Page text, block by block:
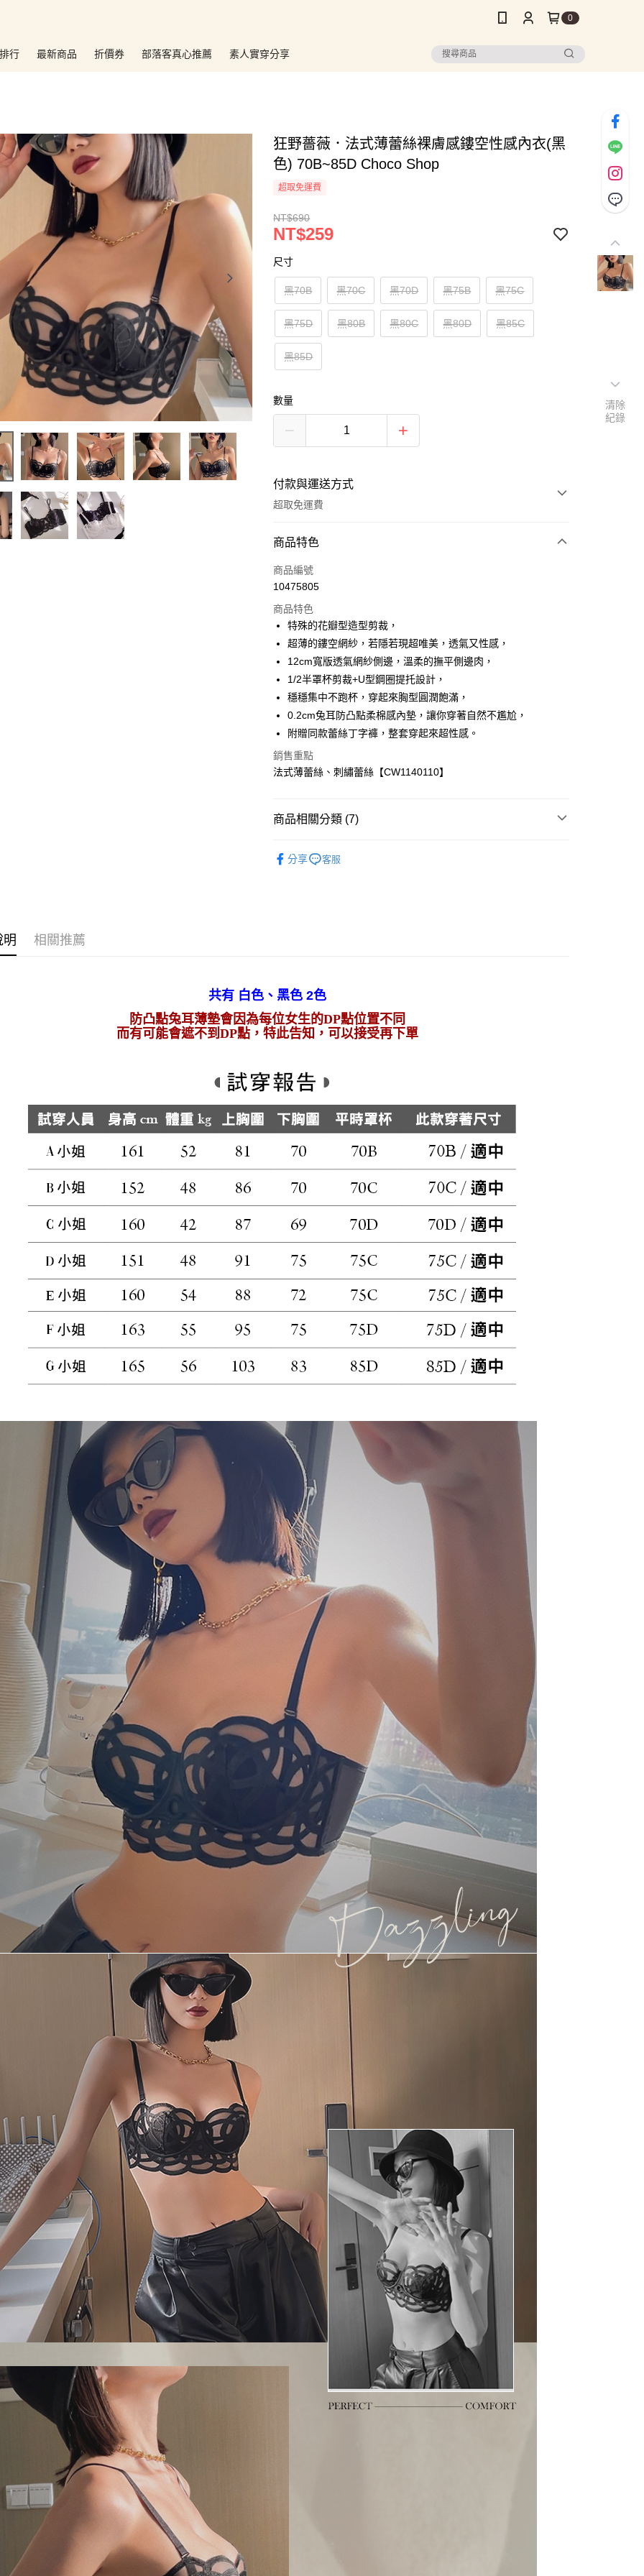
0
行 最新商品 折價券 部落客真心推薦 素人實穿分享
狂野薔薇．法式薄蕾絲裸膚感鏤空性感內衣(黑
色) 70B~85D Choco Shop
超取免運費
NT$690
NT$259
尺寸
黑70B 黑70C 黑70D 黑75B 黑75C
黑75D 黑80B 黑80C 黑80D 黑85C
黑85D
數量
付款與運送方式
超取免運費
付款方式
信用卡一次付款
LINE Pay
Apple Pay
ATM付款
運送方式
免運費
免運費
免運費
商品特色
商品編號
10475805
商品特色
特殊的花瓣型造型剪裁，
超薄的鏤空網紗，若隱若現超唯美，透氣又性感，
12cm寬版透氣網紗側邊，溫柔的撫平側邊肉，
1/2半罩杯剪裁+U型鋼圈提托設計，
穩穩集中不跑杯，穿起來胸型圓潤飽滿，
0.2cm兔耳防凸點柔棉感內墊，讓你穿著自然不尷尬，
附贈同款蕾絲丁字褲，整套穿起來超性感。
銷售重點
法式薄蕾絲、刺繡蕾絲【CW1140110】
商品相關分類 (7)
♚狂歡年中慶購物節．專區5折
分享 客服
明 相關推薦
共有 白色、黑色 2色
防凸點兔耳薄墊會因為每位女生的DP點位置不同
而有可能會遮不到DP點，特此告知，可以接受再下單
清除
紀錄